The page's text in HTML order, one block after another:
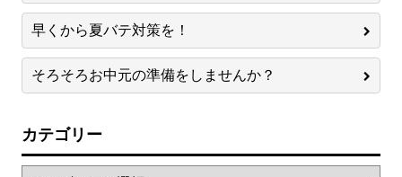
早くから夏バテ対策を！
そろそろお中元の準備をしませんか？
カテゴリー